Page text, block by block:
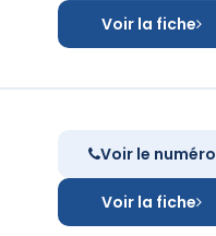
Voir la fiche
Voir le numéro
Voir la fiche